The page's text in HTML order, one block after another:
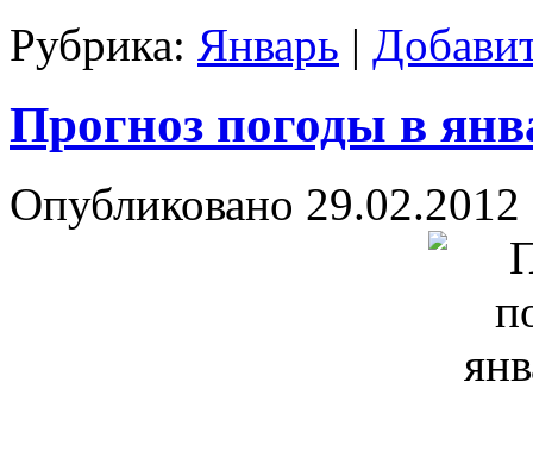
Рубрика: Январь |
Прогноз погоды в
Опубликовано 29.02.2012